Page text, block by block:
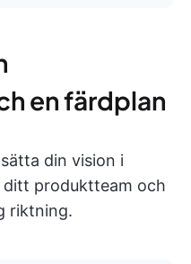
en färdplan
din vision i
ditt produktteam och
riktning.